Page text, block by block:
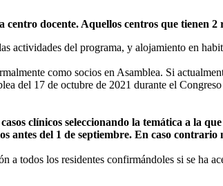
docente. Aquellos centros que tienen
actividades del programa, y alojamiento en
como socios en Asamblea. Si
del 17 de octubre de 2021 durante el
clínicos seleccionando la temática a la
antes del 1 de septiembre. En caso
a todos los residentes confirmándoles si se ha